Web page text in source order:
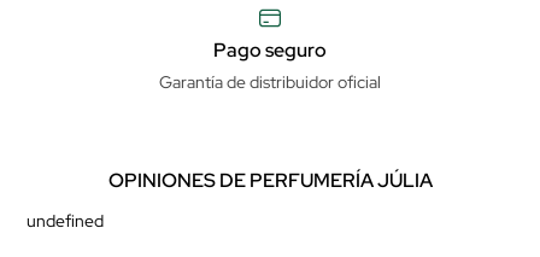
Pago seguro
Garantía de distribuidor oficial
OPINIONES DE PERFUMERÍA JÚLIA
undefined